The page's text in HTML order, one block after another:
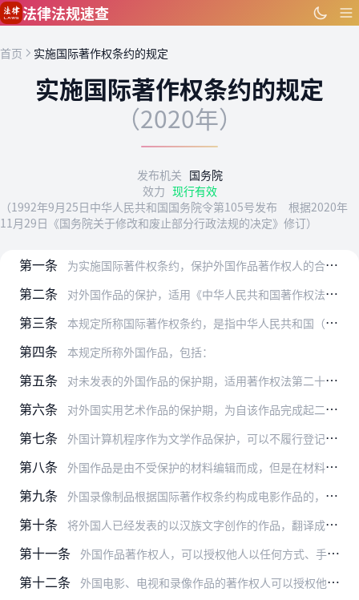
跳到主要内容
法律法规速查
首页 实施国际著作权条约的规定
实施国际著作权条约的规定
（2020年）
发布机关 国务院
效力 现行有效
（1992年9月25日中华人民共和国国务院令第105号发布 根据2020年
11月29日《国务院关于修改和废止部分行政法规的决定》修订）
第一条 为实施国际著件权条约，保护外国作品著作权人的合法权益，制定本规定。
第二条 对外国作品的保护，适用《中华人民共和国著作权法》（以下称著作权法）、《中华人民共和国著作权法实施条例》、《计算机软件保护条例》和本规定。
第三条 本规定所称国际著作权条约，是指中华人民共和国（以下称中国）参加的《伯尔尼保护文学和艺术作品公约》（以下称伯尔尼公约）和与外国签订的有关著作权的双边协定。
第四条 本规定所称外国作品，包括：
第五条 对未发表的外国作品的保护期，适用著作权法第二十条、第二十一条的规定。
第六条 对外国实用艺术作品的保护期，为自该作品完成起二十五年。
第七条 外国计算机程序作为文学作品保护，可以不履行登记手续，保护期为自该程序首次发表之年年底起五十年。
第八条 外国作品是由不受保护的材料编辑而成，但是在材料的选取或者编排上有独创性的，依照著作权法第十四条的规定予以保护。此种保护不排斥他人利用同样的材料进行编辑。
第九条 外国录像制品根据国际著作权条约构成电影作品的，作为电影作品保护。
第十条 将外国人已经发表的以汉族文字创作的作品，翻译成少数民族文字出版发行的，应当事先取得著作权人的授权。
第十一条 外国作品著作权人，可以授权他人以任何方式、手段公开表演其作品或者公开传播对其作品的表演。
第十二条 外国电影、电视和录像作品的著作权人可以授权他人公开表演其作品。